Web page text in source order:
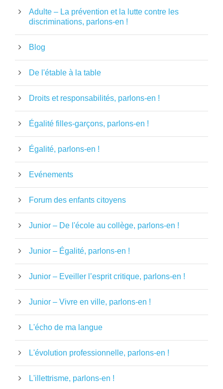
Adulte – La prévention et la lutte contre les
discriminations, parlons-en !
Blog
De l'étable à la table
Droits et responsabilités, parlons-en !
Égalité filles-garçons, parlons-en !
Égalité, parlons-en !
Evénements
Forum des enfants citoyens
Junior – De l'école au collège, parlons-en !
Junior – Égalité, parlons-en !
Junior – Eveiller l’esprit critique, parlons-en !
Junior – Vivre en ville, parlons-en !
L'écho de ma langue
L'évolution professionnelle, parlons-en !
L'illettrisme, parlons-en !